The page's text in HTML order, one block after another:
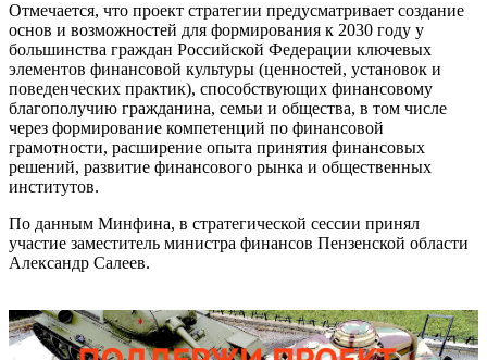
Отмечается, что проект стратегии предусматривает создание
основ и возможностей для формирования к 2030 году у
большинства граждан Российской Федерации ключевых
элементов финансовой культуры (ценностей, установок и
поведенческих практик), способствующих финансовому
благополучию гражданина, семьи и общества, в том числе
через формирование компетенций по финансовой
грамотности, расширение опыта принятия финансовых
решений, развитие финансового рынка и общественных
институтов.
По данным Минфина, в стратегической сессии принял
участие заместитель министра финансов Пензенской области
Александр Салеев.